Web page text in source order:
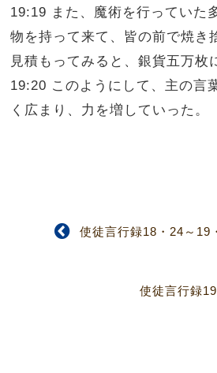
19:19 また、魔術を行っていた
物を持って来て、皆の前で焼き
見積もってみると、銀貨五万枚
19:20 このようにして、主の言
く広まり、力を増していった。
使徒言行録18・24～19
使徒言行録